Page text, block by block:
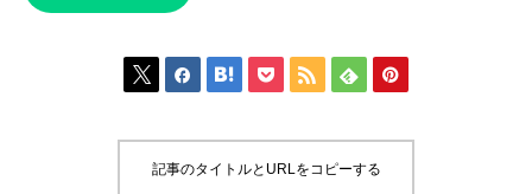
      
記事のタイトルとURLをコピーする